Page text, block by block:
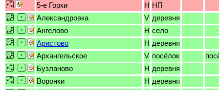
5-е Горки H НП
Александровка
V деревня
Ангелово
H село
Аристово
H деревня
Архангельское
V посёлок
Бузланово
H деревня
Воронки
H деревня